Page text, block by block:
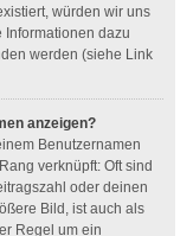
würden wir uns
Informationen dazu
werden (siehe Link
anzeigen?
Benutzernamen
verknüpft: Oft sind
oder deinen
Bild, ist auch als
Regel um ein